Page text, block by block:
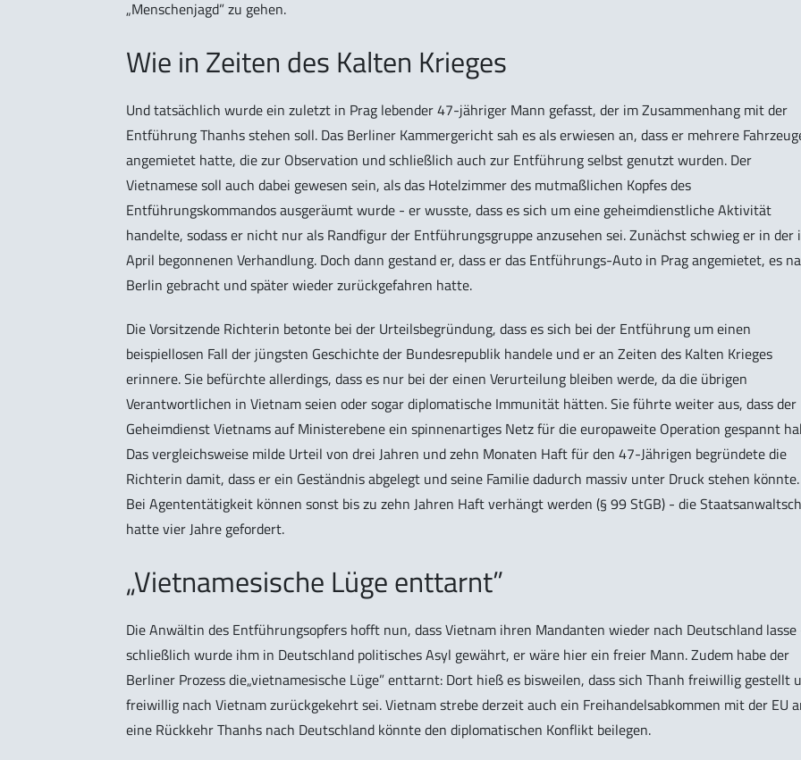
„Menschenjagd” zu gehen.
Wie in Zeiten des Kalten Krieges
Und tatsächlich wurde ein zuletzt in Prag lebender 47-jähriger Mann gefasst, der im Zusammenhang mit der
Entführung Thanhs stehen soll. Das Berliner Kammergericht sah es als erwiesen an, dass er mehrere
angemietet hatte, die zur Observation und schließlich auch zur Entführung selbst genutzt wurden. Der
Vietnamese soll auch dabei gewesen sein, als das Hotelzimmer des mutmaßlichen Kopfes des
Entführungskommandos ausgeräumt wurde - er wusste, dass es sich um eine geheimdienstliche Aktivität
handelte, sodass er nicht nur als Randfigur der Entführungsgruppe anzusehen sei. Zunächst schwieg er in der
April begonnenen Verhandlung. Doch dann gestand er, dass er das Entführungs-Auto in Prag angemietet, es
Berlin gebracht und später wieder zurückgefahren hatte.
Die Vorsitzende Richterin betonte bei der Urteilsbegründung, dass es sich bei der Entführung um einen
beispiellosen Fall der jüngsten Geschichte der Bundesrepublik handele und er an Zeiten des Kalten Krieges
erinnere. Sie befürchte allerdings, dass es nur bei der einen Verurteilung bleiben werde, da die übrigen
Verantwortlichen in Vietnam seien oder sogar diplomatische Immunität hätten. Sie führte weiter aus, dass der
Geheimdienst Vietnams auf Ministerebene ein spinnenartiges Netz für die europaweite Operation gespannt
Das vergleichsweise milde Urteil von drei Jahren und zehn Monaten Haft für den 47-Jährigen begründete die
Richterin damit, dass er ein Geständnis abgelegt und seine Familie dadurch massiv unter Druck stehen könnte.
Bei Agententätigkeit können sonst bis zu zehn Jahren Haft verhängt werden (§ 99 StGB) - die
hatte vier Jahre gefordert.
„Vietnamesische Lüge enttarnt”
Die Anwältin des Entführungsopfers hofft nun, dass Vietnam ihren Mandanten wieder nach Deutschland lasse
schließlich wurde ihm in Deutschland politisches Asyl gewährt, er wäre hier ein freier Mann. Zudem habe der
Berliner Prozess die„vietnamesische Lüge” enttarnt: Dort hieß es bisweilen, dass sich Thanh freiwillig gestellt
freiwillig nach Vietnam zurückgekehrt sei. Vietnam strebe derzeit auch ein Freihandelsabkommen mit der EU
eine Rückkehr Thanhs nach Deutschland könnte den diplomatischen Konflikt beilegen.